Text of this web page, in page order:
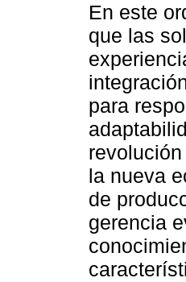
En este
que las
para
la nueva
de
gerencia